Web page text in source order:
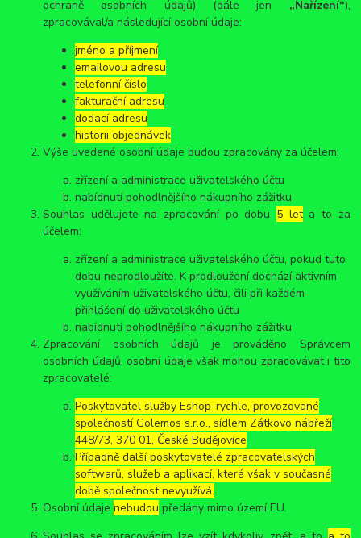
ochraně osobních údajů) (dále jen „Nařízení“),
zpracovával/a následující osobní údaje:
jméno a příjmení
emailovou adresu
telefonní číslo
fakturační adresu
dodací adresu
historii objednávek
Výše uvedené osobní údaje budou zpracovány za účelem:
zřízení a administrace uživatelského účtu
nabídnutí pohodlnějšího nákupního zážitku
Souhlas udělujete na zpracování po dobu 5 leta to za
účelem:
zřízení a administrace uživatelského účtu, pokud tuto
dobu neprodloužíte. K prodloužení dochází aktivním
využíváním uživatelského účtu, čili při každém
přihlášení do uživatelského účtu
nabídnutí pohodlnějšího nákupního zážitku
Zpracování osobních údajů je prováděno Správcem
osobních údajů, osobní údaje však mohou zpracovávat i tito
zpracovatelé:
Poskytovatel služby Eshop-rychle, provozované
společností Golemos s.r.o., sídlem Zátkovo nábřeží
448/73, 370 01, České Budějovice
Případně další poskytovatelé zpracovatelských
softwarů, služeb a aplikací, které však v současné
době společnost nevyužívá.
Osobní údajenebudou předány mimo území EU.